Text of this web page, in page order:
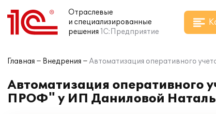
Отраслевые
и специализированные
решения 1С:Предприятие
Главная Внедрения Автоматизация оперативного
Автоматизация оперативного
ПРОФ" у ИП Даниловой